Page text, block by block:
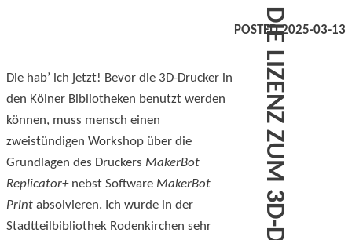
DIE LIZENZ ZUM 3D-DRUCKEN
POSTED 2025-03-13
Die hab’ ich jetzt! Bevor die 3D-Drucker in
den Kölner Bibliotheken benutzt werden
können, muss mensch einen
zweistündigen Workshop über die
Grundlagen des Druckers MakerBot
Replicator+nebst Software MakerBot
Print absolvieren. Ich wurde in der
Stadtteilbibliothek Rodenkirchen sehr